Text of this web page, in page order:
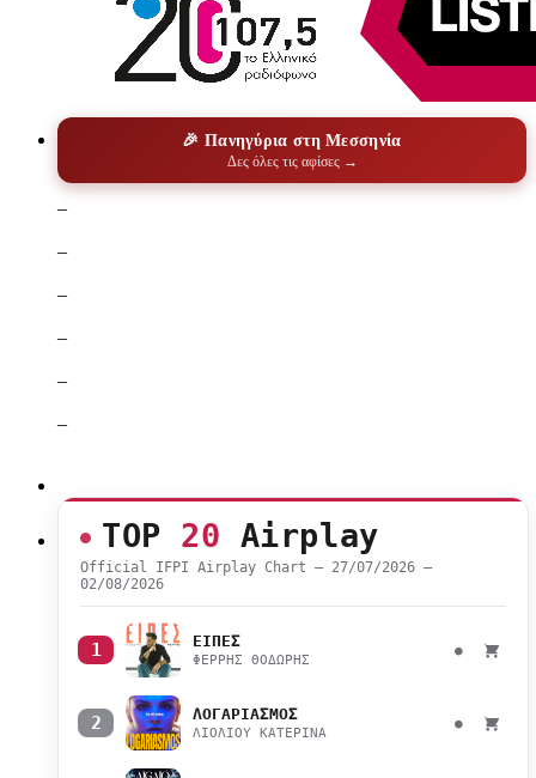
🎉 Πανηγύρια στη Μεσσηνία
Δες όλες τις αφίσες →
–
–
–
–
–
–
TOP 20 Airplay
Official IFPI Airplay Chart — 27/07/2026 –
02/08/2026
1 ΕΙΠΕΣ
ΦΕΡΡΗΣ ΘΟΔΩΡΗΣ
●
2 ΛΟΓΑΡΙΑΣΜΟΣ
ΛΙΟΛΙΟΥ ΚΑΤΕΡΙΝΑ
●